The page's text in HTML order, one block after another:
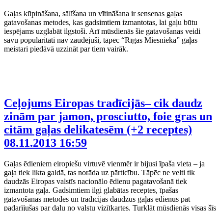
Gaļas kūpināšana, sālīšana un vītināšana ir sensenas gaļas
gatavošanas metodes, kas gadsimtiem izmantotas, lai gaļu būtu
iespējams uzglabāt ilgstoši. Arī mūsdienās šie gatavošanas veidi
savu popularitāti nav zaudējuši, tāpēc “Rīgas Miesnieka” gaļas
meistari piedāvā uzzināt par tiem vairāk.
Ceļojums Eiropas tradīcijās– cik daudz
zinām par jamon, prosciutto, foie gras un
citām gaļas delikatesēm (+2 receptes)
08.11.2013 16:59
Gaļas ēdieniem eiropiešu virtuvē vienmēr ir bijusi īpaša vieta – ja
gaļa tiek likta galdā, tas norāda uz pārticību. Tāpēc ne velti tik
daudzās Eiropas valstīs nacionālo ēdienu pagatavošanā tiek
izmantota gaļa. Gadsimtiem ilgi glabātas receptes, īpašas
gatavošanas metodes un tradīcijas daudzus gaļas ēdienus pat
padarījušas par daļu no valstu vizītkartes. Turklāt mūsdienās visas šīs